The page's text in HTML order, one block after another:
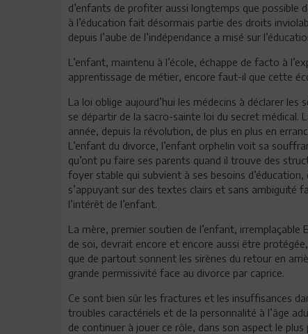
d’enfants de profiter aussi longtemps que possible
à l’éducation fait désormais partie des droits
depuis l’aube de l’indépendance a misé sur
L’enfant, maintenu à l’école, échappe de facto à
apprentissage de métier, encore faut-il que cette
La loi oblige aujourd’hui les médecins à déclarer
se départir de la sacro-sainte loi du secret médical.
année, depuis la révolution, de plus en plus en
L’enfant du divorce, l’enfant orphelin voit sa
qu’ont pu faire ses parents quand il trouve des
foyer stable qui subvient à ses besoins
s’appuyant sur des textes clairs et sans ambiguïté
l’intérêt de l’enfant.
La mère, premier soutien de l’enfant,
de soi, devrait encore et encore aussi être
que de partout sonnent les sirènes du retour en
grande permissivité face au divorce par caprice.
Ce sont bien sûr les fractures et les insuffisances
troubles caractériels et de la personnalité à l’âge
de continuer à jouer ce rôle, dans son aspect le